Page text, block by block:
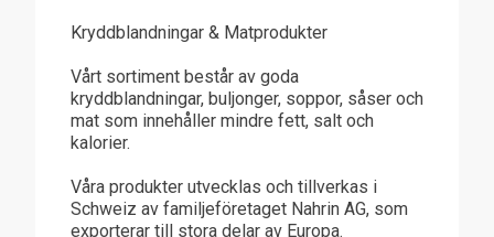
Kryddblandningar & Matprodukter
Vårt sortiment består av goda
kryddblandningar, buljonger, soppor, såser och
mat som innehåller mindre fett, salt och
kalorier.
Våra produkter utvecklas och tillverkas i
Schweiz av familjeföretaget Nahrin AG, som
exporterar till stora delar av Europa.